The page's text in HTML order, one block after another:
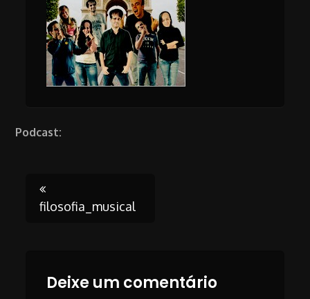
Podcast:
Post
filosofia_musical
Deixe um comentário